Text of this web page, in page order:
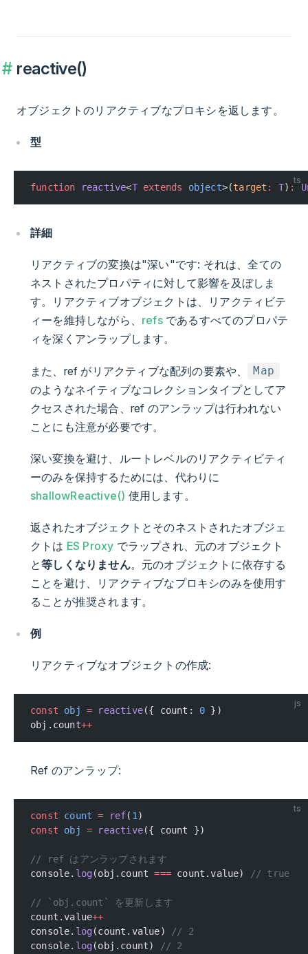
reactive()
オブジェクトのリアクティブなプロキシを返します。
型
ts
function reactive<T extends object>(target : T) :
詳細
リアクティブの変換は"深い"です: それは、全ての
ネストされたプロパティに対して影響を及ぼしま
す。リアクティブオブジェクトは、リアクティビテ
ィーを維持しながら、 refsであるすべてのプロパテ
ィを深くアンラップします。
また、ref がリアクティブな配列の要素や、 Map
のようなネイティブなコレクションタイプとしてア
クセスされた場合、ref のアンラップは行われない
ことにも注意が必要です。
深い変換を避け、ルートレベルのリアクティビティ
ーのみを保持するためには、代わりに
shallowReactive() 使用します。
返されたオブジェクトとそのネストされたオブジェ
クトは ES Proxy でラップされ、元のオブジェクト
と等しくなりません。元のオブジェクトに依存する
ことを避け、リアクティブなプロキシのみを使用す
ることが推奨されます。
例
リアクティブなオブジェクトの作成:
js
const obj = reactive({ count: 0 })
obj.count++
Ref のアンラップ:
ts
const count = ref( 1)
const obj = reactive({ count })
// ref はアンラップされます
console. log(obj.count === count.value) // true
// `obj.count` を更新します
count.value++
console. log(count.value)
// 2
console. log(obj.count) // 2